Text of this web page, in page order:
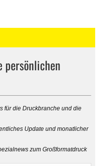
persönlichen
für die Druckbranche und die
Update und monatlicher
zum Großformatdruck